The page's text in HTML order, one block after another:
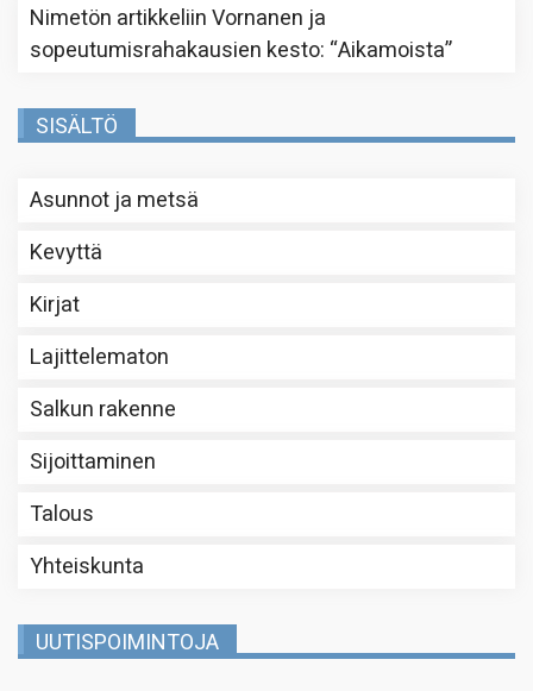
Nimetön artikkeliinVornanen ja
sopeutumisrahakausien kesto: “Aikamoista”
SISÄLTÖ
Asunnot ja metsä
Kevyttä
Kirjat
Lajittelematon
Salkun rakenne
Sijoittaminen
Talous
Yhteiskunta
UUTISPOIMINTOJA